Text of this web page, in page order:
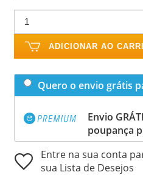
ADICIONAR AO
Quero o envio grátis
Envio
poupança
Entre na sua conta
sua Lista de Desejos